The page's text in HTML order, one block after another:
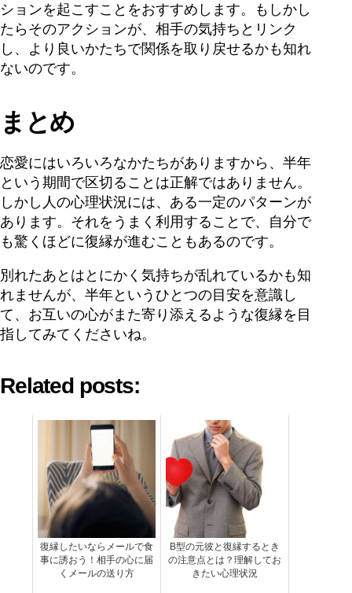
ションを起こすことをおすすめします。もしかし
たらそのアクションが、相手の気持ちとリンク
し、より良いかたちで関係を取り戻せるかも知れ
ないのです。
まとめ
恋愛にはいろいろなかたちがありますから、半年
という期間で区切ることは正解ではありません。
しかし人の心理状況には、ある一定のパターンが
あります。それをうまく利用することで、自分で
も驚くほどに復縁が進むこともあるのです。
別れたあとはとにかく気持ちが乱れているかも知
れませんが、半年というひとつの目安を意識し
て、お互いの心がまた寄り添えるような復縁を目
指してみてくださいね。
Related posts:
復縁したいならメールで食
事に誘おう！相手の心に届
くメールの送り方
B型の元彼と復縁するとき
の注意点とは？理解してお
きたい心理状況